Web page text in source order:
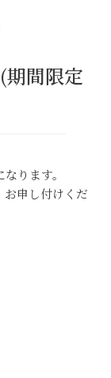
間限定
ります。
申し付けくだ